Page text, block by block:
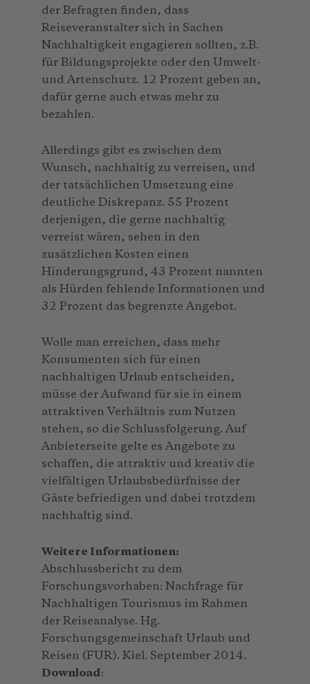
der Befragten finden, dass
Reiseveranstalter sich in Sachen
Nachhaltigkeit engagieren sollten, z.B.
für Bildungsprojekte oder den Umwelt-
und Artenschutz. 12 Prozent geben an,
dafür gerne auch etwas mehr zu
bezahlen.
Allerdings gibt es zwischen dem
Wunsch, nachhaltig zu verreisen, und
der tatsächlichen Umsetzung eine
deutliche Diskrepanz. 55 Prozent
derjenigen, die gerne nachhaltig
verreist wären, sehen in den
zusätzlichen Kosten einen
Hinderungsgrund, 43 Prozent nannten
als Hürden fehlende Informationen und
32 Prozent das begrenzte Angebot.
Wolle man erreichen, dass mehr
Konsumenten sich für einen
nachhaltigen Urlaub entscheiden,
müsse der Aufwand für sie in einem
attraktiven Verhältnis zum Nutzen
stehen, so die Schlussfolgerung. Auf
Anbieterseite gelte es Angebote zu
schaffen, die attraktiv und kreativ die
vielfältigen Urlaubsbedürfnisse der
Gäste befriedigen und dabei trotzdem
nachhaltig sind.
Weitere Informationen:
Abschlussbericht zu dem
Forschungsvorhaben: Nachfrage für
Nachhaltigen Tourismus im Rahmen
der Reiseanalyse. Hg.
Forschungsgemeinschaft Urlaub und
Reisen (FUR). Kiel. September 2014.
Download: